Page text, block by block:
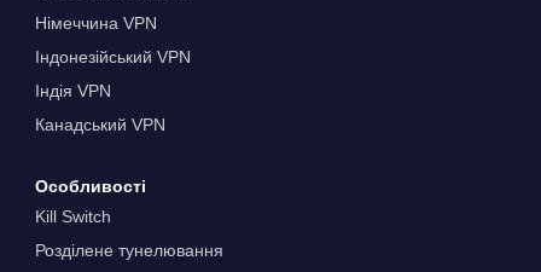
Німеччина VPN
Індонезійський VPN
Індія VPN
Канадський VPN
Особливості
Kill Switch
Розділене тунелювання